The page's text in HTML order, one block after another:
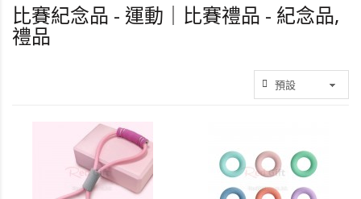
比賽紀念品 - 運動｜比賽禮品 - 紀念品,
禮品